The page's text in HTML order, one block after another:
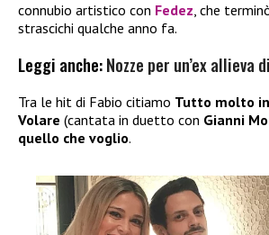
connubio artistico con Fedez, che
strascichi qualche anno fa.
Leggi anche:Nozze per un’ex allieva
Tra le hit di Fabio citiamo Tutto molto
Volare (cantata in duetto con Gianni
quello che voglio.